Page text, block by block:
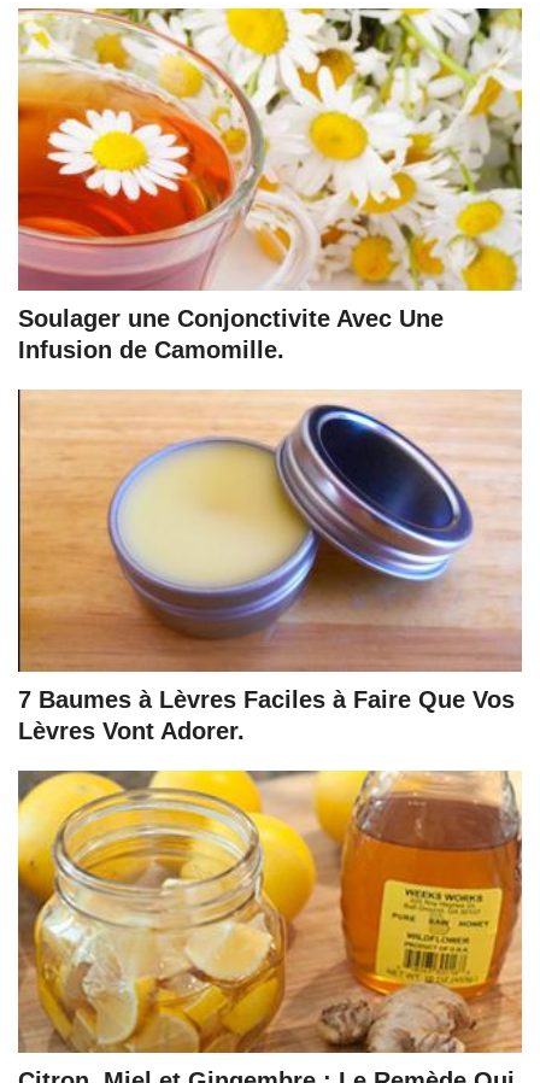
Soulager une Conjonctivite Avec Une
Infusion de Camomille.
7 Baumes à Lèvres Faciles à Faire Que Vos
Lèvres Vont Adorer.